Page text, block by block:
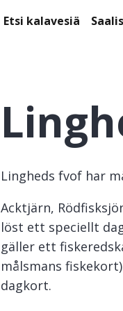
Etsi kalavesiä
Lingheds fvof har
Acktjärn,
löst ett speciellt
gäller ett
målsmans
dagkort.